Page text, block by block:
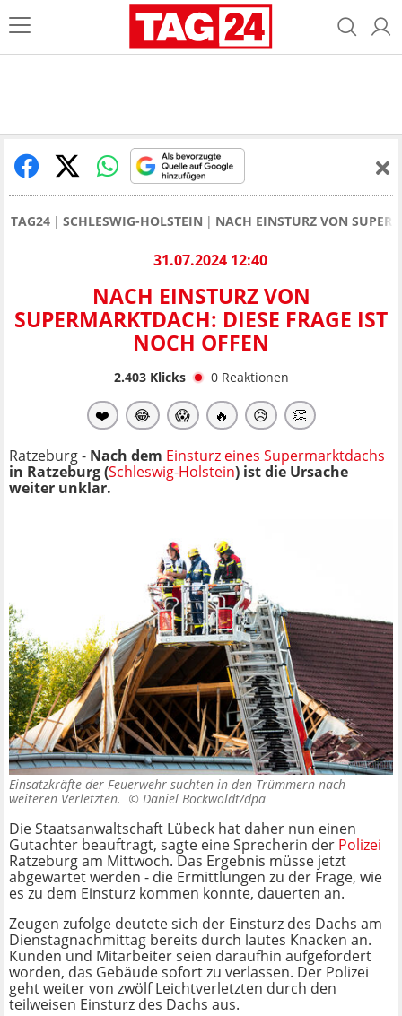
TAG24 SCHLESWIG-HOLSTEIN NACH EINSTURZ VON
31.07.2024 12:40
NACH EINSTURZ VON
SUPERMARKTDACH: DIESE FRAGE IST
NOCH OFFEN
2.403Klicks 0 Reaktionen
❤️ 😂 😱 🔥 😥 👏
Ratzeburg - Nach dem Einsturz eines Supermarktdachs
in Ratzeburg (Schleswig-Holstein) ist die Ursache
weiter unklar.
Einsatzkräfte der Feuerwehr suchten in den Trümmern nach
weiteren Verletzten. © Daniel Bockwoldt/dpa
Die Staatsanwaltschaft Lübeck hat daher nun einen
Gutachter beauftragt, sagte eine Sprecherin der Polizei
Ratzeburg am Mittwoch. Das Ergebnis müsse jetzt
abgewartet werden - die Ermittlungen zu der Frage, wie
es zu dem Einsturz kommen konnte, dauerten an.
Zeugen zufolge deutete sich der Einsturz des Dachs am
Dienstagnachmittag bereits durch lautes Knacken an.
Kunden und Mitarbeiter seien daraufhin aufgefordert
worden, das Gebäude sofort zu verlassen. Der Polizei
geht weiter von zwölf Leichtverletzten durch den
teilweisen Einsturz des Dachs aus.